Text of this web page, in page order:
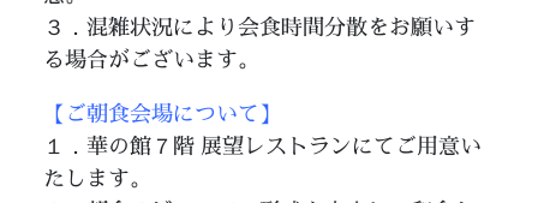
３．混雑状況により会食時間分散をお願いす
る場合がございます。
【ご朝食会場について】
１．華の館７階 展望レストランにてご用意い
たします。